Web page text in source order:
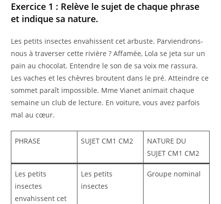
Exercice 1 : Relève le sujet de chaque phrase
et indique sa nature.
Les petits insectes envahissent cet arbuste. Parviendrons-
nous à traverser cette rivière ? Affamée, Lola se jeta sur un
pain au chocolat. Entendre le son de sa voix me rassura.
Les vaches et les chèvres broutent dans le pré. Atteindre ce
sommet paraît impossible. Mme Vianet animait chaque
semaine un club de lecture. En voiture, vous avez parfois
mal au cœur.
PHRASE SUJET CM1 CM2
NATURE DU
SUJET CM1 CM2
Les petits
insectes
envahissent cet
Les petits
insectes
Groupe nominal